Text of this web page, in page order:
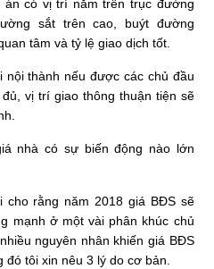
có vị trí nằm trên trục đường
sắt trên cao, buýt đường
tâm và tỷ lệ giao dịch tốt.
nội thành nếu được các chủ đầu
vị trí giao thông thuận tiện sẽ
có sự biến động nào lớn
cho rằng năm 2018 giá BĐS sẽ
mạnh ở một vài phân khúc chủ
nguyên nhân khiến giá BĐS
đó tôi xin nêu 3 lý do cơ bản.